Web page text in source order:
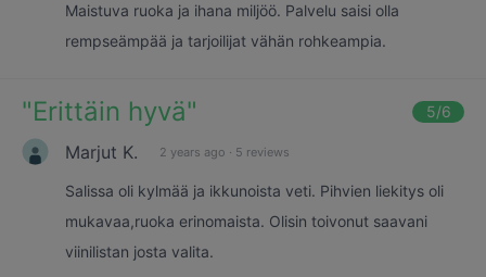
Maistuva ruoka ja ihana miljöö. Palvelu saisi olla
rempseämpää ja tarjoilijat vähän rohkeampia.
"Erittäin hyvä" 5/6
Marjut K. 2 years ago · 5 reviews
Salissa oli kylmää ja ikkunoista veti. Pihvien liekitys oli
mukavaa,ruoka erinomaista. Olisin toivonut saavani
viinilistan josta valita.